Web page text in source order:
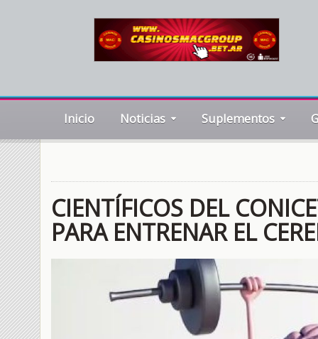
Inicio Noticias Suplementos
CIENTÍFICOS DEL
PARA ENTRENAR EL